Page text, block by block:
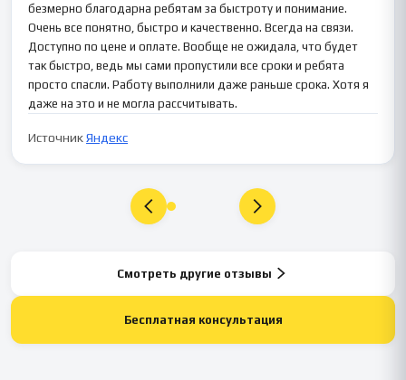
безмерно благодарна ребятам за быстроту и понимание.
Очень все понятно, быстро и качественно. Всегда на связи.
Доступно по цене и оплате. Вообще не ожидала, что будет
так быстро, ведь мы сами пропустили все сроки и ребята
просто спасли. Работу выполнили даже раньше срока. Хотя я
даже на это и не могла рассчитывать.
ИсточникЯндекс
Смотреть другие отзывы
Бесплатная консультация